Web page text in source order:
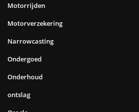
Motorrijden
Motorverzekering
Narrowcasting
Ondergoed
Onderhoud
ontslag